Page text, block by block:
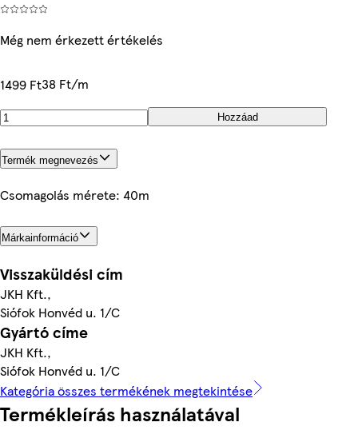
Még nem érkezett értékelés
1499 Ft38 Ft/m
Hozzáad
Termék megnevezés
Csomagolás mérete: 40m
Márkainformáció
Visszaküldési cím
JKH Kft.,
Siófok Honvéd u. 1/C
Gyártó címe
JKH Kft.,
Siófok Honvéd u. 1/C
Kategória összes termékének megtekintése
Termékleírás használatával